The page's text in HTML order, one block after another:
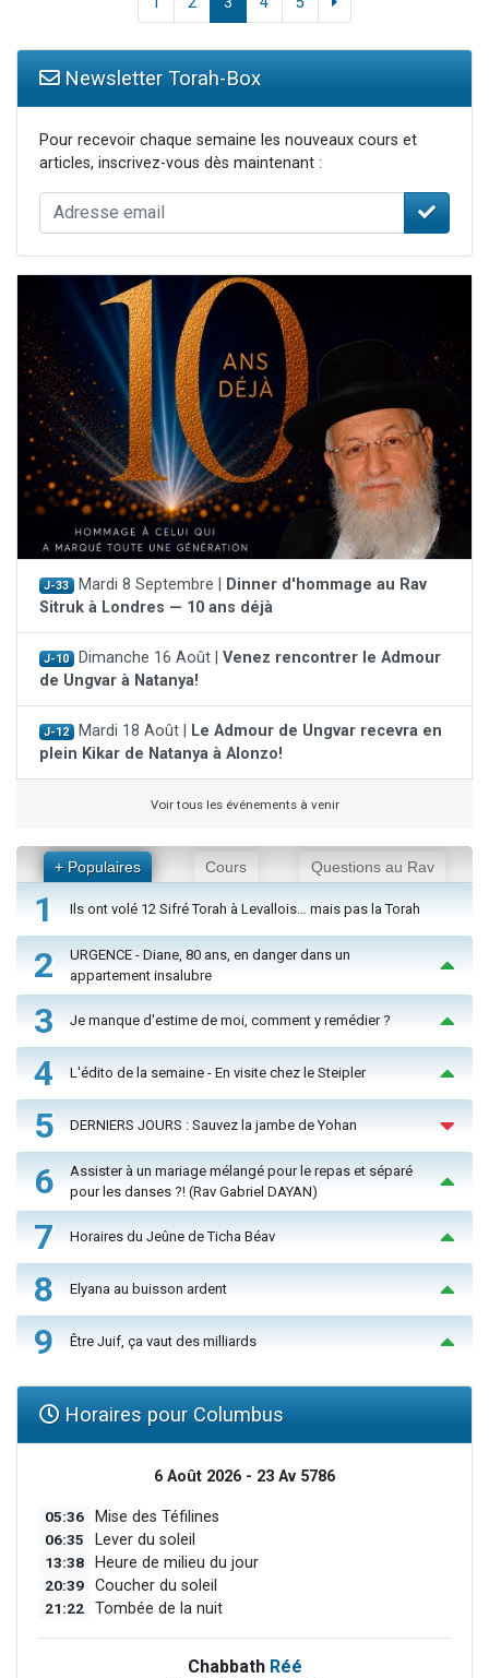
Newsletter Torah-Box
Pour recevoir chaque semaine les nouveaux cours et
articles, inscrivez-vous dès maintenant :
J-33 Mardi 8 Septembre |
Dinner d'hommage au Rav
Sitruk à Londres — 10 ans déjà
J-10 Dimanche 16 Août | Venez rencontrer le Admour
de Ungvar à Natanya!
J-12 Mardi 18 Août |
Le Admour de Ungvar recevra en
plein Kikar de Natanya à Alonzo!
Voir tous les événements à venir
+ Populaires Cours Questions au Rav
1 Ils ont volé 12 Sifré Torah à Levallois… mais pas la Torah
2
URGENCE - Diane, 80 ans, en danger dans un
appartement insalubre
3 Je manque d'estime de moi, comment y remédier ?
4 L'édito de la semaine - En visite chez le Steipler
5 DERNIERS JOURS : Sauvez la jambe de Yohan
6
Assister à un mariage mélangé pour le repas et séparé
pour les danses ?! (Rav Gabriel DAYAN)
7 Horaires du Jeûne de Ticha Béav
8 Elyana au buisson ardent
9 Être Juif, ça vaut des milliards
Horaires pour Columbus
6 Août 2026 - 23 Av 5786
05:36 Mise des Téfilines
06:35 Lever du soleil
13:38 Heure de milieu du jour
20:39 Coucher du soleil
21:22 Tombée de la nuit
Chabbath Réé